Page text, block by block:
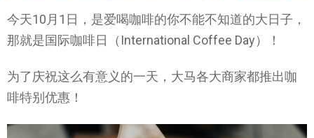
今天10月1日，是爱喝咖啡的你不能不知道的大日子，
那就是国际咖啡日（International Coffee Day）！
为了庆祝这么有意义的一天，大马各大商家都推出咖
啡特别优惠！